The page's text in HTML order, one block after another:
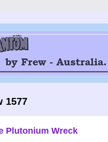
1577
Plutonium Wreck